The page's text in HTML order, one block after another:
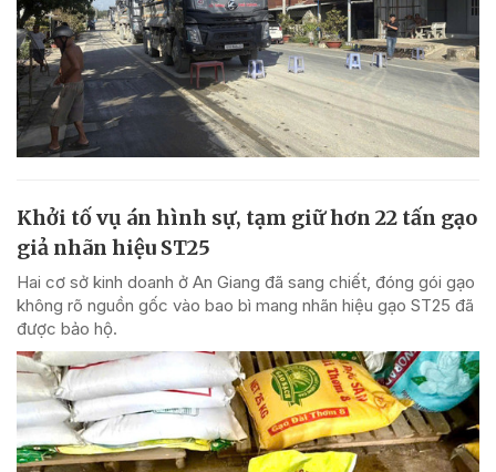
Khởi tố vụ án hình sự, tạm giữ hơn 22 tấn gạo
giả nhãn hiệu ST25
Hai cơ sở kinh doanh ở An Giang đã sang chiết, đóng gói gạo
không rõ nguồn gốc vào bao bì mang nhãn hiệu gạo ST25 đã
được bảo hộ.